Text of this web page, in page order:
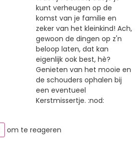
kunt verheugen op de
komst van je familie en
zeker van het kleinkind! Ach,
gewoon de dingen op z'n
beloop laten, dat kan
eigenlijk ook best, hè?
Genieten van het mooie en
de schouders ophalen bij
een eventueel
Kerstmissertje. :nod:
om te reageren